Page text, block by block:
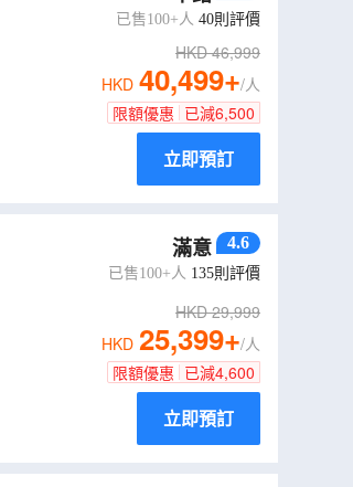
已售100+人 40則評價
HKD46,999
HKD 40,499+/人
限額優惠 已減6,500
立即預訂
滿意 4.6
已售100+人 135則評價
HKD29,999
HKD 25,399+/人
限額優惠 已減4,600
立即預訂